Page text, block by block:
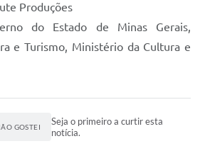
Produções
do Estado de Minas Gerais,
e Turismo, Ministério da Cultura e
GOSTEI
Seja o primeiro a curtir esta
notícia.